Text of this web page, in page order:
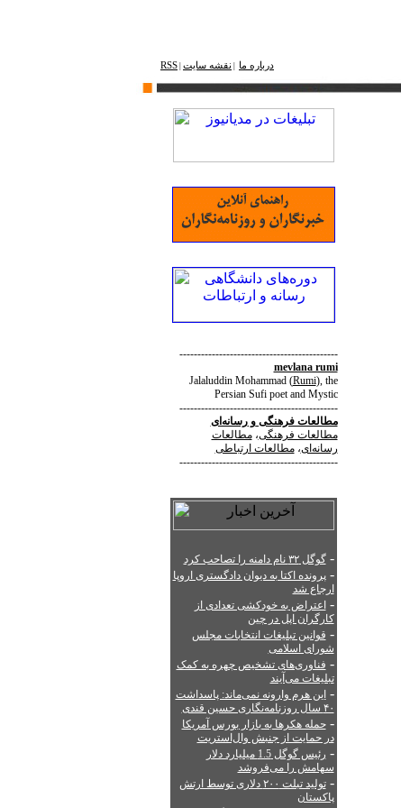
درباره ما نقشه ‌سایت RSS
--------------------------------------------
mevlana rumi
Jalaluddin Mohammad(Rumi), the
Persian Sufi poet and Mystic
--------------------------------------------
مطالعات فرهنگیورسانه‌ای
مطالعات فرهنگی،مطالعات
رسانه‌ای،مطالعات ارتباطی
--------------------------------------------
-گوگل ۳۲ نام دامنه را تصاحب کرد
-پرونده اکتا به دیوان دادگستری اروپا
ارجاع شد
- اعتراض به خودکشی تعدادی از
کارگران اپل در چین
- قوانین تبلیغات انتخابات مجلس
شورای اسلامی
- فناوری‌های تشخیص چهره به کمک
تبلیغات می‌آیند
-این هرم وارونه نمی‌ماند: پاسداشت
۴۰ سال روزنامه‌نگاری حسین قندی
-حمله هکرها به بازار بورس آمریکا
در حمایت از جنبش وال‌استریت
-
رئیس گوگل 1.5 میلیارد دلار
سهامش را می‌فروشد
-
تولید تبلت ۲۰۰ دلاری توسط ارتش
پاکستان